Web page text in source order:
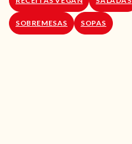
SOBREMESAS SOPAS